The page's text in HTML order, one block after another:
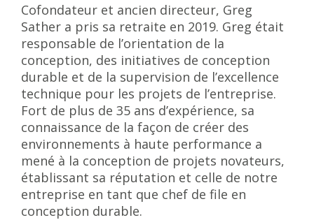
Cofondateur et ancien directeur, Greg
Sather a pris sa retraite en 2019. Greg était
responsable de l’orientation de la
conception, des initiatives de conception
durable et de la supervision de l’excellence
technique pour les projets de l’entreprise.
Fort de plus de 35 ans d’expérience, sa
connaissance de la façon de créer des
environnements à haute performance a
mené à la conception de projets novateurs,
établissant sa réputation et celle de notre
entreprise en tant que chef de file en
conception durable.